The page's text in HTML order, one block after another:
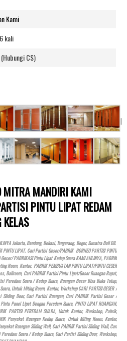
Kami
kali
CS)
MANDIRI KAMI
PINTU LIPAT REDAM
Jakarta, Bandung, Bekasi, Tangerang, Bogor, Sumatra Bali Dll.
PINTU LIPAT, Cari Partisi Geser/PABRIK BORNEO PARTISI PINTU
PABRIKASI Pintu Lipat Kedap Suara KAMI AHLINYA, PABRIK
Room, Kantor, PABRIK PEMBUATAN PINTU LIPAT/PINTU GESER
Ballroom, Cari PABRIK Partisi Pintu Lipat/Geser Ruangan Rapat,
Peredam Suara / Kedap Suara, Ruangan Besar Bisa Buka Tutup,
Untuk Miting Room, Kantor, Workshop CARI PARTISI GESER /
Sliding Door, Cari Partisi Ruangan, Cari PABRIK Partisi Geser /
Panel Lipat Dengan Peredam Suara, PINTU LIPAT RUANGAN,
PARTISI PEREDAM SUARA, Untuk Kantor, Workshop, Pabrik,
Penyekat Ruangan Kedap Suara, Untuk Miting Room, Kantor,
Ruangan Sliding Wall, Cari PABRIK Partisi Sliding Wall, Cari
Suara / Kedap Suara, Cari Partisi Sliding Door, Workshop,